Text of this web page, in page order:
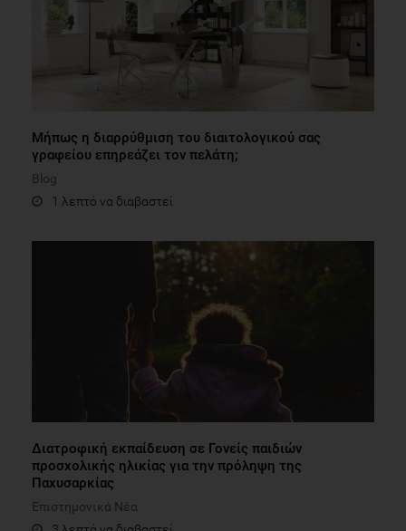
Μήπως η διαρρύθμιση του διαιτολογικού σας
γραφείου επηρεάζει τον πελάτη;
Blog
1 λεπτό να διαβαστεί
Διατροφική εκπαίδευση σε Γονείς παιδιών
προσχολικής ηλικίας για την πρόληψη της
Παχυσαρκίας
Επιστημονικά Νέα